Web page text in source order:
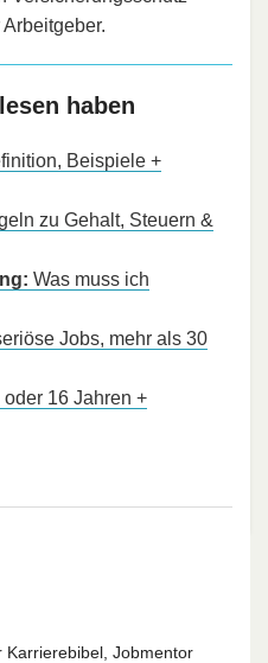
haben
Beispiele +
zu Gehalt, Steuern &
Was muss ich
Jobs, mehr als 30
oder 16 Jahren +
Karrierebibel, Jobmentor